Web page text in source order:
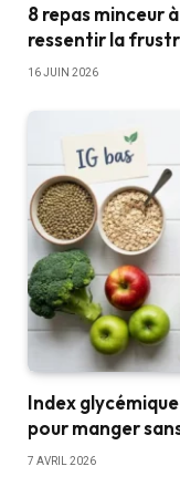
8 repas minceur
ressentir la
16 JUIN 2026
Index
pour manger
7 AVRIL 2026